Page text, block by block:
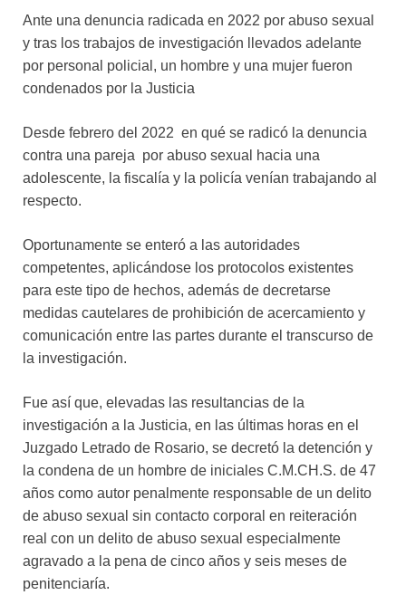
Ante una denuncia radicada en 2022 por abuso sexual
y tras los trabajos de investigación llevados adelante
por personal policial, un hombre y una mujer fueron
condenados por la Justicia
Desde febrero del 2022 en qué se radicó la denuncia
contra una pareja por abuso sexual hacia una
adolescente, la fiscalía y la policía venían trabajando al
respecto.
Oportunamente se enteró a las autoridades
competentes, aplicándose los protocolos existentes
para este tipo de hechos, además de decretarse
medidas cautelares de prohibición de acercamiento y
comunicación entre las partes durante el transcurso de
la investigación.
Fue así que, elevadas las resultancias de la
investigación a la Justicia, en las últimas horas en el
Juzgado Letrado de Rosario, se decretó la detención y
la condena de un hombre de iniciales C.M.CH.S. de 47
años como autor penalmente responsable de un delito
de abuso sexual sin contacto corporal en reiteración
real con un delito de abuso sexual especialmente
agravado a la pena de cinco años y seis meses de
penitenciaría.